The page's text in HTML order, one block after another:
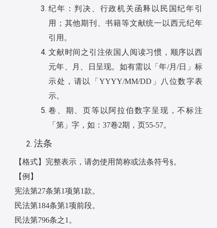
纪年：判决、行政机关函释以民国纪年引
用；其他期刊、书籍等文献统一以西元纪年
引用。
文献时间之引注依国人阅读习惯，顺序以西
元年、月、日呈现。如有需以「年/月/日」标
示处，请以「 YYYY/MM/DD 」八位数字表
示。
卷、期、页等以阿拉伯数字呈现，不标注
「第」字，如： 37卷2期，页55-57。
法条
【格式】完整表示，请勿使用简称或法条符号§。
【例】
宪法第27条第1项第1款。
民法第184条第1项前段。
民法第796条之1 。